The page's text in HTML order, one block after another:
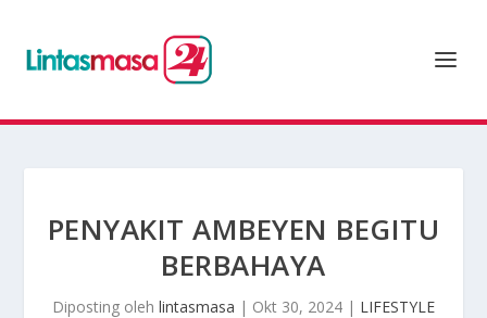
PENYAKIT AMBEYEN BEGITU
BERBAHAYA
Diposting oleh lintasmasa | Okt 30, 2024 | LIFESTYLE